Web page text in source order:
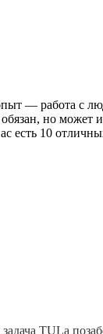
— работа с
обязан, но
есть 10
TULа